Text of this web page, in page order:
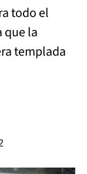
todo el
que la
templada